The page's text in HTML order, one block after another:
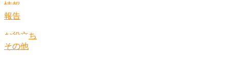
情報
報告
お役立ち
その他